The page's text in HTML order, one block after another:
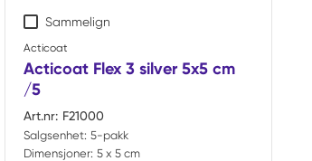
Sammelign
Acticoat
Acticoat Flex 3 silver 5x5 cm
/5
Art.nr: F21000
Salgsenhet: 5-pakk
Dimensjoner: 5 x 5 cm